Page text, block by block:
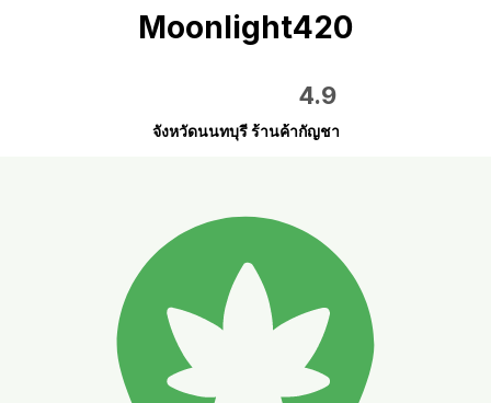
Moonlight420
4.9
จังหวัดนนทบุรี ร้านค้ากัญชา